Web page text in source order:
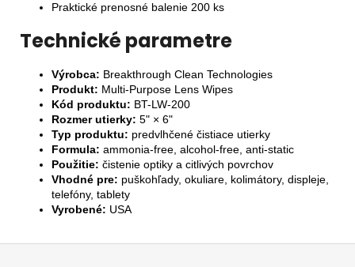
Praktické prenosné balenie 200 ks
Technické parametre
Výrobca: Breakthrough Clean Technologies
Produkt: Multi-Purpose Lens Wipes
Kód produktu: BT-LW-200
Rozmer utierky: 5" × 6"
Typ produktu: predvlhčené čistiace utierky
Formula: ammonia-free, alcohol-free, anti-static
Použitie: čistenie optiky a citlivých povrchov
Vhodné pre: puškohľady, okuliare, kolimátory, displeje,
telefóny, tablety
Vyrobené: USA